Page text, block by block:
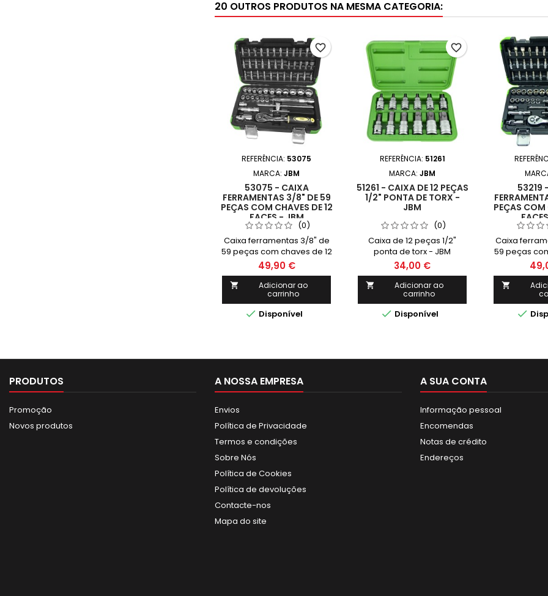
20 OUTROS PRODUTOS NA MESMA CATEGORIA:
REFERÊNCIA: 53075
MARCA: JBM
53075 - CAIXA
FERRAMENTAS 3/8" DE 59
PEÇAS COM CHAVES DE 12
FACES - JBM
(0)
Caixa ferramentas 3/8" de
59 peças com chaves de 12
faces - JBM
49,90 €

Adicionar ao
carrinho
 Disponível
favorite_border
REFERÊNCIA: 51261
MARCA: JBM
51261 - CAIXA DE 12 PEÇAS
1/2" PONTA DE TORX -
JBM
(0)
Caixa de 12 peças 1/2"
ponta de torx - JBM
34,00 €

Adicionar ao
carrinho
 Disponível
favorite_border
53219
PEÇAS COM
Caixa
59 peças


PRODUTOS
Promoção
Novos produtos
A NOSSA EMPRESA
Envios
Política de Privacidade
Termos e condições
Sobre Nós
Política de Cookies
Política de devoluções
Contacte-nos
Mapa do site
A SUA CONTA
Informação pessoal
Encomendas
Notas de crédito
Endereços